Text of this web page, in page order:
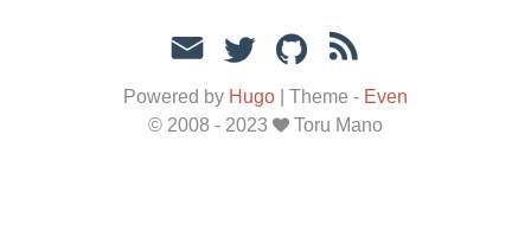
Powered by Hugo Theme - Even
© 2008 - 2023
Toru Mano